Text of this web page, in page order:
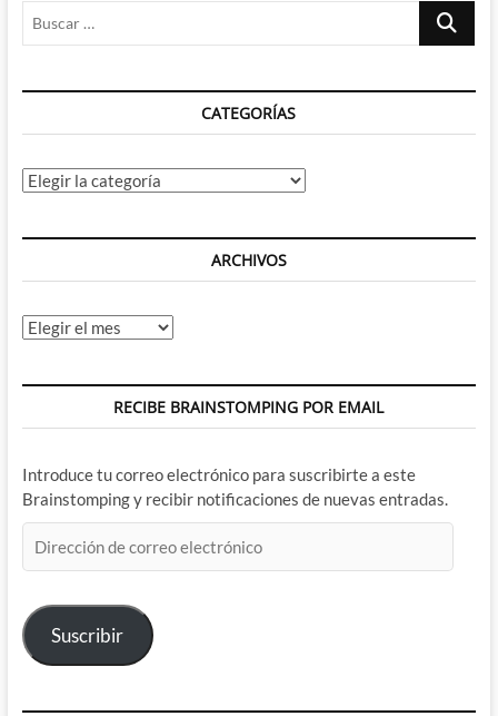
Buscar
CATEGORÍAS
Categorías
ARCHIVOS
Archivos
RECIBE BRAINSTOMPING POR EMAIL
Introduce tu correo electrónico para suscribirte a este
Brainstomping y recibir notificaciones de nuevas entradas.
de
electrónico
Suscribir